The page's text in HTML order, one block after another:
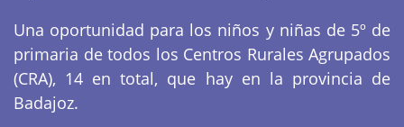
Una oportunidad para los niños y niñas de 5º de
primaria de todos los Centros Rurales Agrupados
(CRA), 14 en total, que hay en la provincia de
Badajoz.